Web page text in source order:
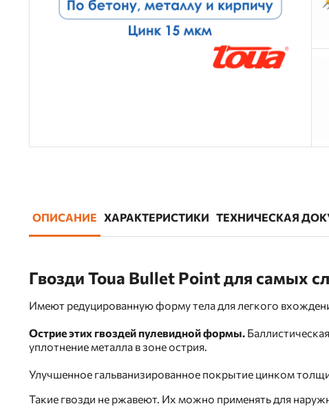
ОПИСАНИЕ ХАРАКТЕРИСТИКИ ТЕХНИЧЕСКАЯ
Гвозди Toua Bullet Point для самых
Имеют редуцированную форму тела для легкого
Острие этих гвоздей пулевидной формы.
уплотнение металла в зоне острия.
Улучшенное гальванизированное покрытие цинком
Такие гвозди не ржавеют. Их можно применять для